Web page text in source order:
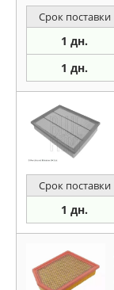
Срок поставки
1 дн.
1 дн.
Срок поставки
1 дн.